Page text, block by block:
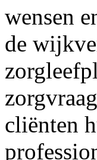
wensen
de
cliënten